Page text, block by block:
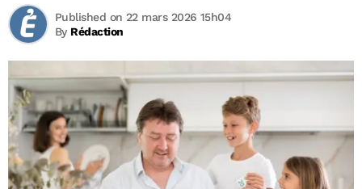
By Rédaction
Published on 22 mars 2026 15h04